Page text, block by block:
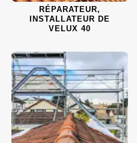
RÉPARATEUR,
INSTALLATEUR DE
VELUX 40